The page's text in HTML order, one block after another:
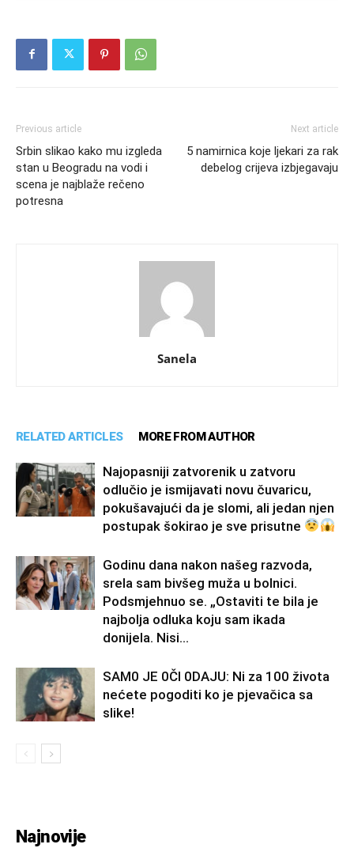
Previous article
Srbin slikao kako mu izgleda
stan u Beogradu na vodi i
scena je najblaže rečeno
potresna
Next article
5 namirnica koje ljekari za rak
debelog crijeva izbjegavaju
Sanela
RELATED ARTICLES MORE FROM AUTHOR
Najopasniji zatvorenik u zatvoru
odlučio je ismijavati novu čuvaricu,
pokušavajući da je slomi, ali jedan njen
postupak šokirao je sve prisutne
Godinu dana nakon našeg razvoda,
srela sam bivšeg muža u bolnici.
Podsmjehnuo se. „Ostaviti te bila je
najbolja odluka koju sam ikada
donijela. Nisi...
SAM0 JE 0Čl 0DAJU: Ni za 100 života
nećete pogoditi ko je pjevačica sa
slike!
Najnovije